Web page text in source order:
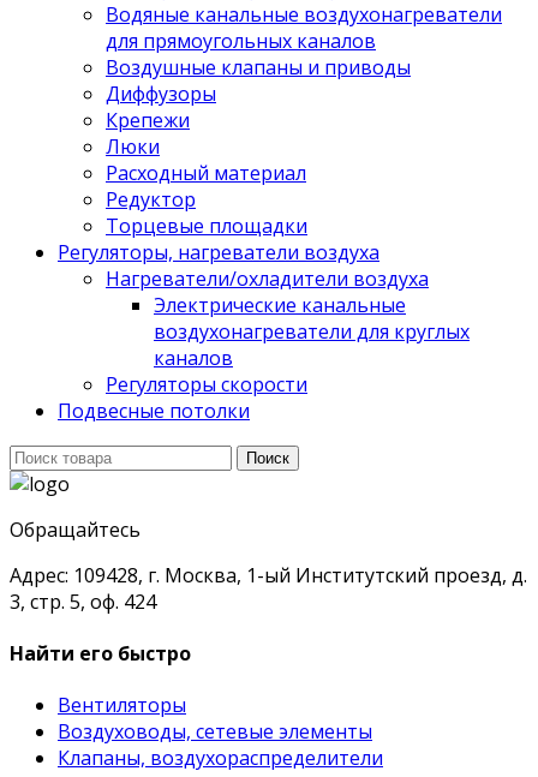
Водяные канальные воздухонагреватели
для прямоугольных каналов
Воздушные клапаны и приводы
Диффузоры
Крепежи
Люки
Расходный материал
Редуктор
Торцевые площадки
Регуляторы, нагреватели воздуха
Нагреватели/охладители воздуха
Электрические канальные
воздухонагреватели для круглых
каналов
Регуляторы скорости
Подвесные потолки
Поиск
для:
Поиск
Обращайтесь
Адрес: 109428, г. Москва, 1-ый Институтский проезд, д.
3, стр. 5, оф. 424
Найти его быстро
Вентиляторы
Воздуховоды, сетевые элементы
Клапаны, воздухораспределители